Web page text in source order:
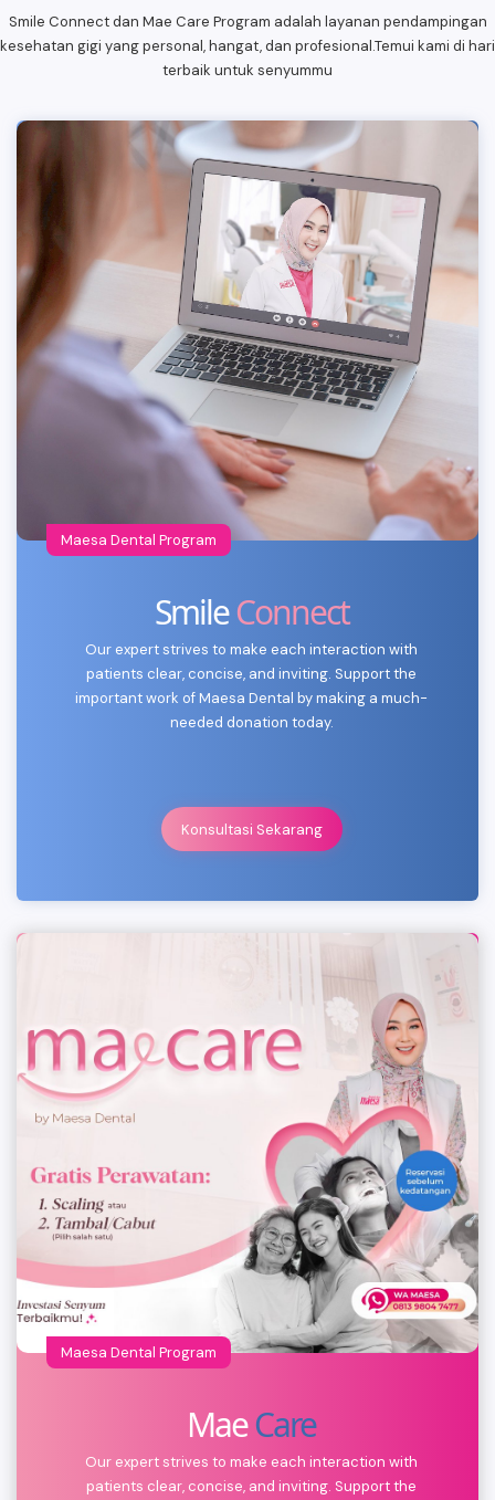
Smile Connect dan Mae Care Program adalah layanan pendampingan
kesehatan gigi yang personal, hangat, dan profesional.Temui kami di hari
terbaik untuk senyummu
Maesa Dental Program
SmileConnect
Our expert strives to make each interaction with
patients clear, concise, and inviting. Support the
important work of Maesa Dental by making a much-
needed donation today.
Konsultasi Sekarang
Maesa Dental Program
MaeCare
Our expert strives to make each interaction with
patients clear, concise, and inviting. Support the